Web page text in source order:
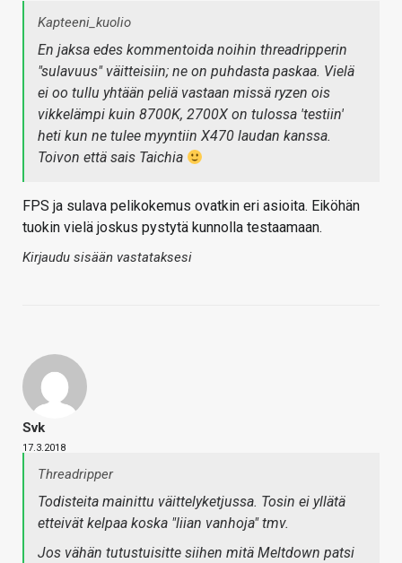
Kapteeni_kuolio
En jaksa edes kommentoida noihin threadripperin
"sulavuus" väitteisiin; ne on puhdasta paskaa. Vielä
ei oo tullu yhtään peliä vastaan missä ryzen ois
vikkelämpi kuin 8700K, 2700X on tulossa 'testiin'
heti kun ne tulee myyntiin X470 laudan kanssa.
Toivon että sais Taichia
FPS ja sulava pelikokemus ovatkin eri asioita. Eiköhän
tuokin vielä joskus pystytä kunnolla testaamaan.
Kirjaudu sisään vastataksesi
Svk
17.3.2018
Threadripper
Todisteita mainittu väittelyketjussa. Tosin ei yllätä
etteivät kelpaa koska "liian vanhoja" tmv.
Jos vähän tutustuisitte siihen mitä Meltdown patsi